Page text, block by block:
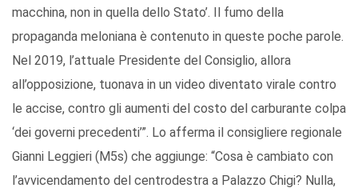
macchina, non in quella dello Stato’. Il fumo della
propaganda meloniana è contenuto in queste poche parole.
Nel 2019, l’attuale Presidente del Consiglio, allora
all’opposizione, tuonava in un video diventato virale contro
le accise, contro gli aumenti del costo del carburante colpa
‘dei governi precedenti’”. Lo afferma il consigliere regionale
Gianni Leggieri (M5s) che aggiunge: “Cosa è cambiato con
l’avvicendamento del centrodestra a Palazzo Chigi? Nulla,